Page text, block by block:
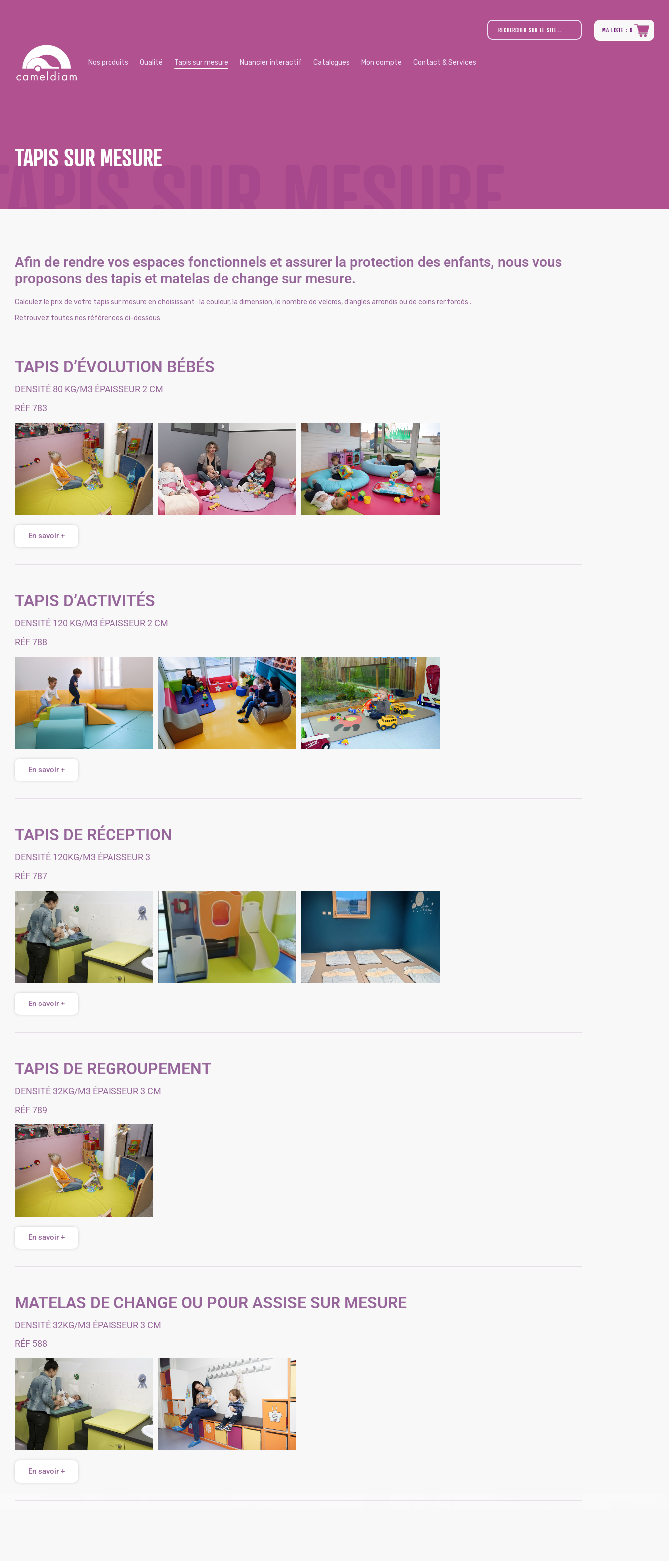
Nos produits Qualité Tapis sur mesure Nuancier interactif Catalogues Mon compte Contact & Services
MA LISTE : 0
TAPIS SUR MESURESUR MESURE
Afin de rendre vos espaces fonctionnels et assurer la protection des enfants, nous vous
proposons des tapis et matelas de change sur mesure.
Calculez le prix de votre tapis sur mesure en choisissant : la couleur, la dimension, le nombre de velcros, d’angles arrondis ou de coins renforcés .
Retrouvez toutes nos références ci-dessous
TAPIS D’ÉVOLUTION BÉBÉS
DENSITÉ 80 KG/M3 ÉPAISSEUR 2 CM
RÉF 783
En savoir +
TAPIS D’ACTIVITÉS
DENSITÉ 120 KG/M3 ÉPAISSEUR 2 CM
RÉF 788
En savoir +
TAPIS DE RÉCEPTION
DENSITÉ 120KG/M3 ÉPAISSEUR 3
RÉF 787
En savoir +
TAPIS DE REGROUPEMENT
DENSITÉ 32KG/M3 ÉPAISSEUR 3 CM
RÉF 789
En savoir +
MATELAS DE CHANGE OU POUR ASSISE SUR MESURE
DENSITÉ 32KG/M3 ÉPAISSEUR 3 CM
RÉF 588
En savoir +